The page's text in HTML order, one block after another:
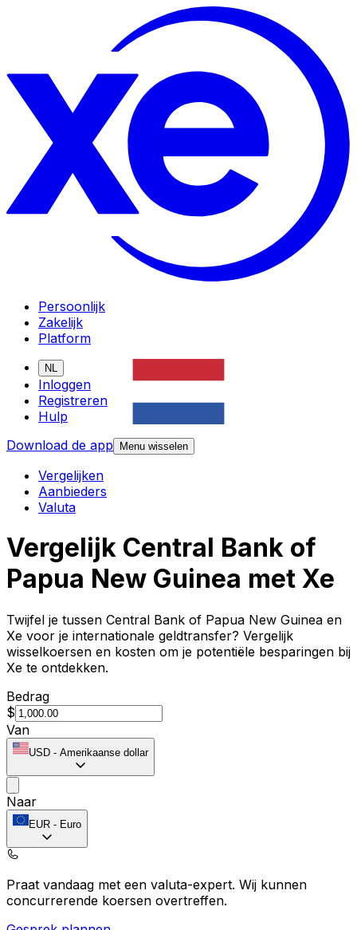
Persoonlijk
Zakelijk
Platform
NL
Inloggen
Registreren
Hulp
Download de app
Menu wisselen
Vergelijken
Aanbieders
Valuta
Vergelijk Central Bank of
Papua New Guinea met Xe
Twijfel je tussen Central Bank of Papua New Guinea en
Xe voor je internationale geldtransfer? Vergelijk
wisselkoersen en kosten om je potentiële besparingen bij
Xe te ontdekken.
Bedrag
$
Van
USD - Amerikaanse dollar
Naar
EUR - Euro
Praat vandaag met een valuta-expert. Wij kunnen
concurrerende koersen overtreffen.